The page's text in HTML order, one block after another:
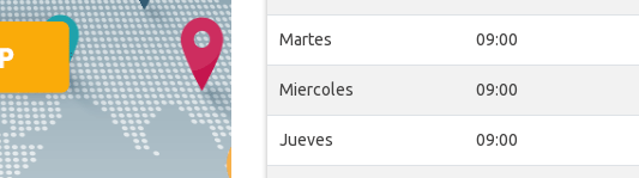
Martes 09:00
Miercoles 09:00
Jueves 09:00